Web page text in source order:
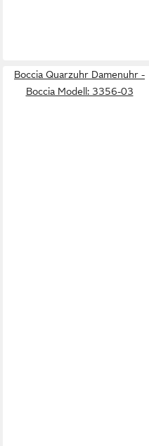
Boccia Quarzuhr Damenuhr -
Boccia Modell: 3356-03